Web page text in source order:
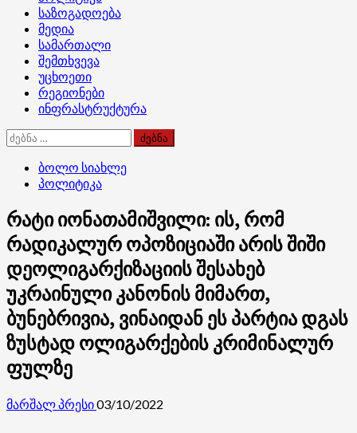
Menu
საზოგადოება
მედია
სამართალი
შემთხვევა
უცხოეთი
რეგიონები
ინფრასტრუქტურა
ძებნა:
ბოლო სიახლე
პოლიტიკა
რატი იონათამიშვილი: ის, რომ
რადიკალურ ოპოზიციაში არის შიში
დეოლიგარქიზაციის შესახებ
უკრაინული კანონის მიმართ,
ბუნებრივია, ვინაიდან ეს პარტია დგას
ზუსტად ოლიგარქების კრიმინალურ
ფულზე
მარშალ პრესი03/10/2022